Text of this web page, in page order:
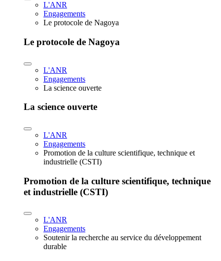
L'ANR
Engagements
Le protocole de Nagoya
Le protocole de Nagoya
L'ANR
Engagements
La science ouverte
La science ouverte
L'ANR
Engagements
Promotion de la culture scientifique, technique et
industrielle (CSTI)
Promotion de la culture scientifique, technique
et industrielle (CSTI)
L'ANR
Engagements
Soutenir la recherche au service du développement
durable